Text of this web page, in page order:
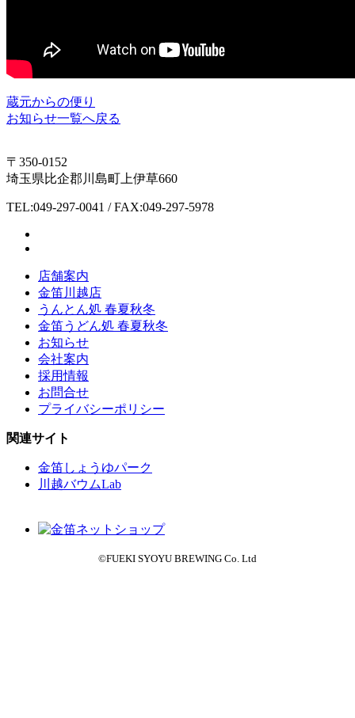
蔵元からの便り
お知らせ一覧へ戻る
〒350-0152
埼玉県比企郡川島町上伊草660
TEL:049-297-0041 / FAX:049-297-5978
店舗案内
金笛川越店
うんとん処 春夏秋冬
金笛うどん処 春夏秋冬
お知らせ
会社案内
採用情報
お問合せ
プライバシーポリシー
関連サイト
金笛しょうゆパーク
川越バウムLab
©FUEKI SYOYU BREWING Co. Ltd